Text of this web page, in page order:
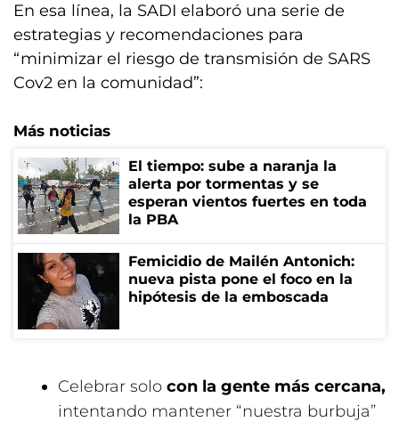
En esa línea, la SADI elaboró una serie de
estrategias y recomendaciones para
“minimizar el riesgo de transmisión de SARS
Cov2 en la comunidad”:
Más noticias
El tiempo: sube a naranja la
alerta por tormentas y se
esperan vientos fuertes en toda
la PBA
Femicidio de Mailén Antonich:
nueva pista pone el foco en la
hipótesis de la emboscada
Celebrar solo con la gente más cercana,
intentando mantener “nuestra burbuja”